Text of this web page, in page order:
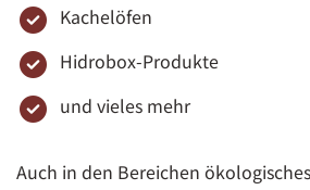
Kachelöfen
Hidrobox-Produkte
und vieles mehr
Auch in den Bereichen